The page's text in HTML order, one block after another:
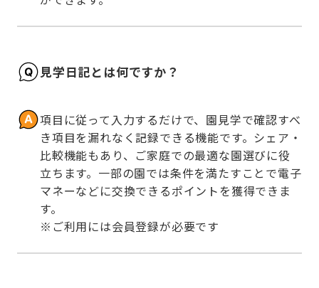
見学日記とは何ですか？
項目に従って入力するだけで、園見学で確認すべ
き項目を漏れなく記録できる機能です。シェア・
比較機能もあり、ご家庭での最適な園選びに役
立ちます。一部の園では条件を満たすことで電子
マネーなどに交換できるポイントを獲得できま
す。
※ご利用には会員登録が必要です